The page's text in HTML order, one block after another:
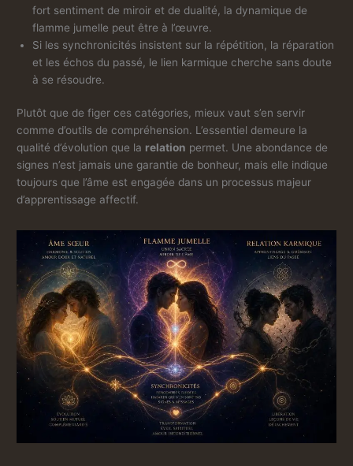
fort sentiment de miroir et de dualité, la dynamique de
flamme jumelle peut être à l’œuvre.
Si les synchronicités insistent sur la répétition, la réparation
et les échos du passé, le lien karmique cherche sans doute
à se résoudre.
Plutôt que de figer ces catégories, mieux vaut s’en servir
comme d’outils de compréhension. L’essentiel demeure la
qualité d’évolution que la relation permet. Une abondance de
signes n’est jamais une garantie de bonheur, mais elle indique
toujours que l’âme est engagée dans un processus majeur
d’apprentissage affectif.